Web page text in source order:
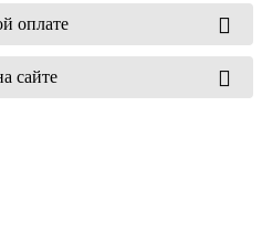
оплате
сайте